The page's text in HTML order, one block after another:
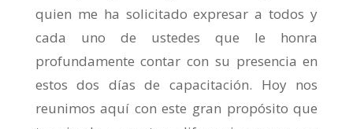
quien me ha solicitado expresar a todos y
cada uno de ustedes que le honra
profundamente contar con su presencia en
estos dos días de capacitación. Hoy nos
reunimos aquí con este gran propósito que